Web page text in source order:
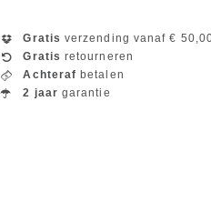
Gratis verzending vanaf €
Gratis retourneren
Achteraf betalen
2 jaar garantie